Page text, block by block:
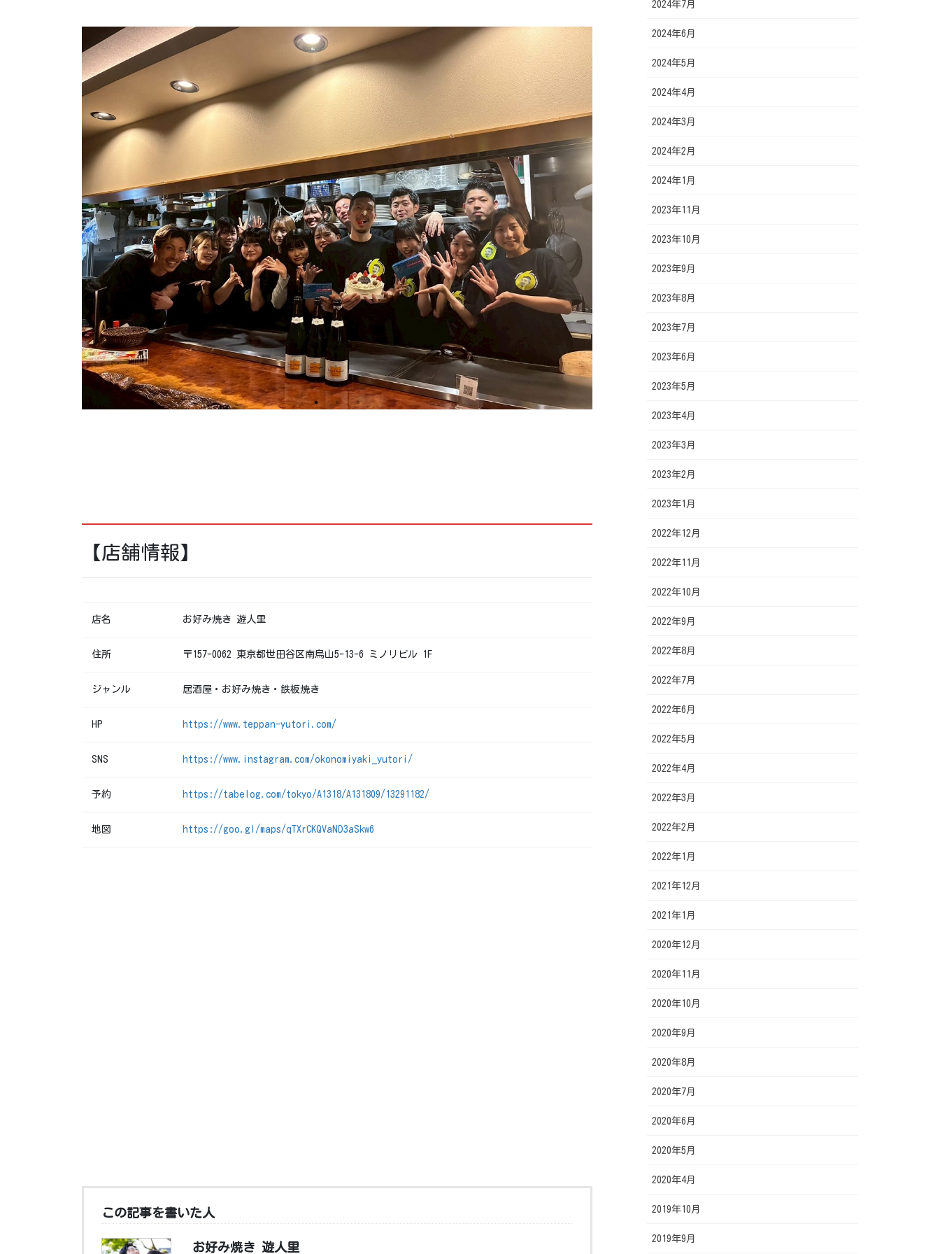
【店舗情報】
店名 お好み焼き 遊人里
住所 〒157-0062 東京都世田谷区南烏山5-13-6 ミノリビル 1F
ジャンル 居酒屋・お好み焼き・鉄板焼き
HP https://www.teppan-yutori.com/
SNS https://www.instagram.com/okonomiyaki_yutori/
予約 https://tabelog.com/tokyo/A1318/A131809/13291182/
地図 https://goo.gl/maps/qTXrCKQVaND3aSkw6
この記事を書いた人
お好み焼き 遊人里
2024年7月
2024年6月
2024年5月
2024年4月
2024年3月
2024年2月
2024年1月
2023年11月
2023年10月
2023年9月
2023年8月
2023年7月
2023年6月
2023年5月
2023年4月
2023年3月
2023年2月
2023年1月
2022年12月
2022年11月
2022年10月
2022年9月
2022年8月
2022年7月
2022年6月
2022年5月
2022年4月
2022年3月
2022年2月
2022年1月
2021年12月
2021年1月
2020年12月
2020年11月
2020年10月
2020年9月
2020年8月
2020年7月
2020年6月
2020年5月
2020年4月
2019年10月
2019年9月